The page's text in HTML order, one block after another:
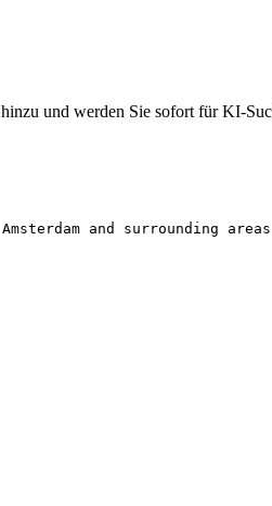
und werden Sie sofort für KI-
and surrounding